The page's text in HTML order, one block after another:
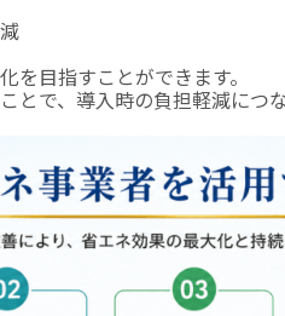
を目指すことができます。
とで、導入時の負担軽減につ